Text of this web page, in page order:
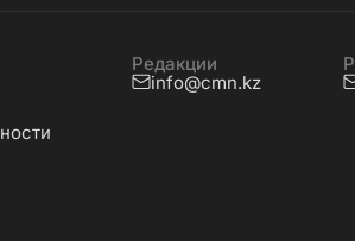
Редакции
info@cmn.kz